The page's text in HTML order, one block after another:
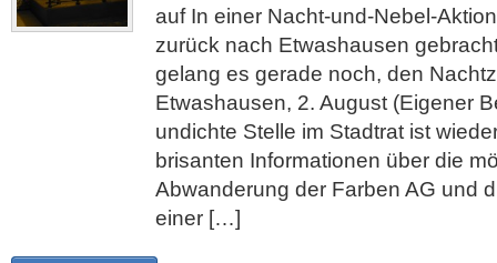
auf In einer Nacht-und-Nebel-
zurück nach Etwashausen
gelang es gerade noch, den
Etwashausen, 2. August (Eigener
undichte Stelle im Stadtrat ist
brisanten Informationen über die
Abwanderung der Farben AG und
einer […]